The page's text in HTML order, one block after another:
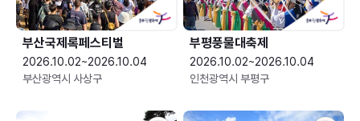
부산국제록페스티벌
2026.10.02~2026.10.04
부산광역시 사상구
부평풍물대축제
2026.10.02~2026.10.04
인천광역시 부평구